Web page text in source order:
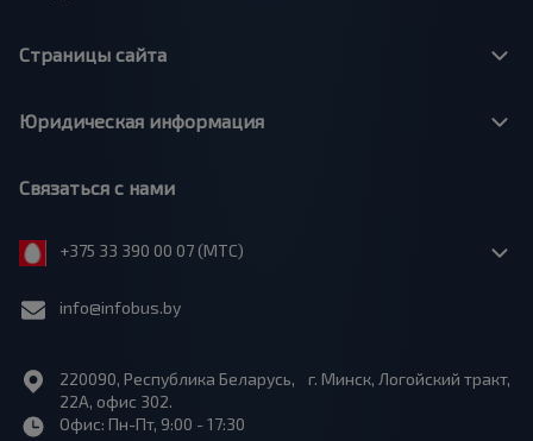
Страницы сайта
Юридическая информация
Связаться с нами
+375 33 390 00 07 (МТС)
info@infobus.by
220090, Республика Беларусь, г. Минск, Логойский тракт,
22А, офис 302.
Офис: Пн-Пт, 9:00 - 17:30